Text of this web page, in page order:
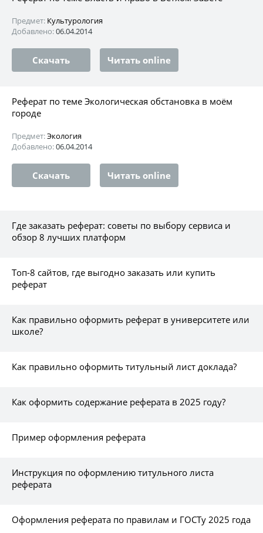
Предмет: Культурология
Добавлено:06.04.2014
Скачать Читать online
Реферат по теме Экологическая обстановка в моём
городе
Предмет:Экология
Добавлено:06.04.2014
Скачать Читать online
Где заказать реферат: советы по выбору сервиса и
обзор 8 лучших платформ
Топ-8 сайтов, где выгодно заказать или купить
реферат
Как правильно оформить реферат в университете или
школе?
Как правильно оформить титульный лист доклада?
Как оформить содержание реферата в 2025 году?
Пример оформления реферата
Инструкция по оформлению титульного листа
реферата
Оформления реферата по правилам и ГОСТу 2025 года